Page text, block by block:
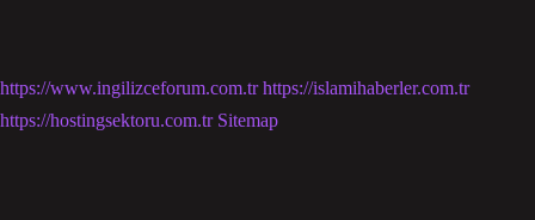
https://www.ingilizceforum.com.tr https://islamihaberler.com.tr
https://hostingsektoru.com.tr Sitemap